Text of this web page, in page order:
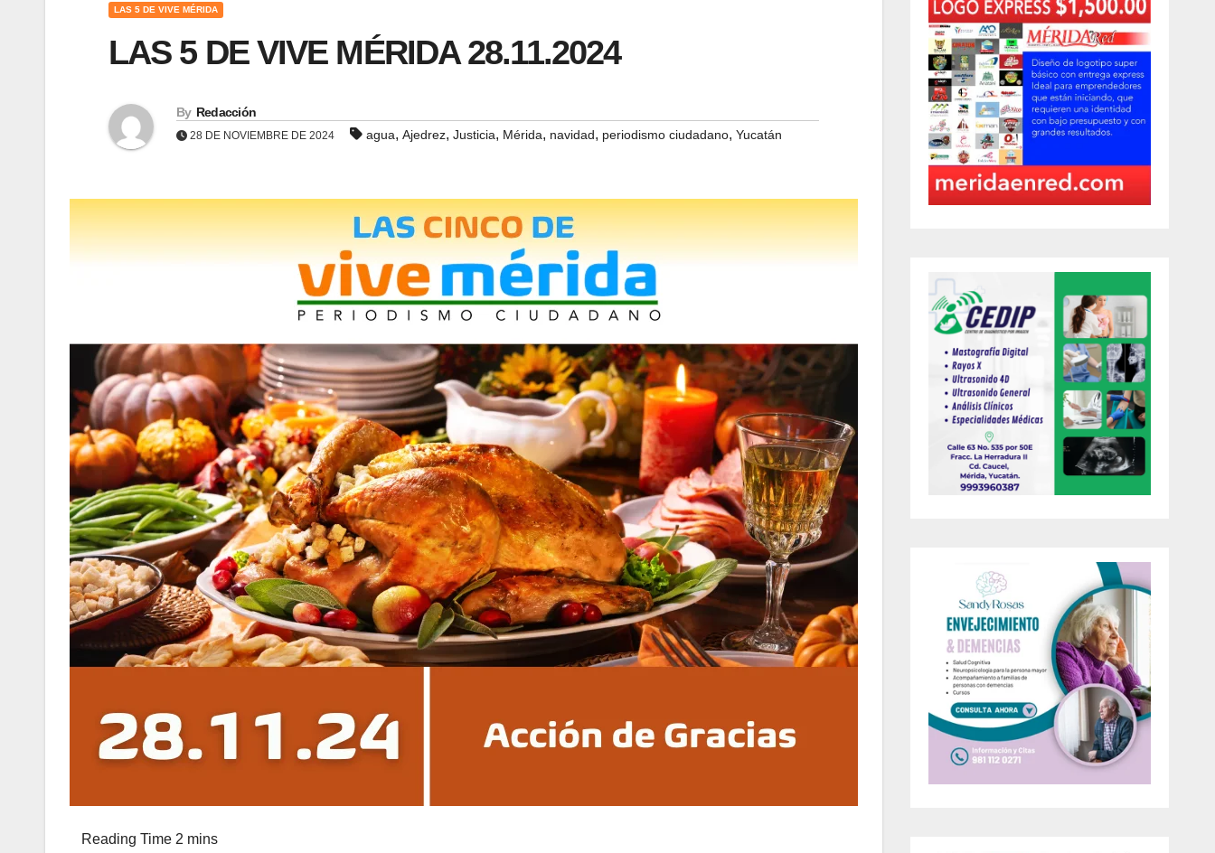
LAS 5 DE VIVE MÉRIDA
LAS 5 DE VIVE MÉRIDA 28.11.2024
By Redacción
28 DE NOVIEMBRE DE 2024 agua, Ajedrez, Justicia, Mérida, navidad, periodismo ciudadano, Yucatán